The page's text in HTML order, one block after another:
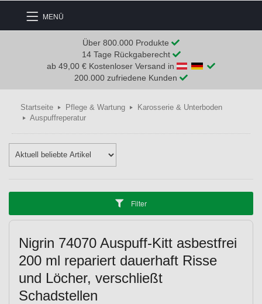
MENÜ
Über 800.000 Produkte
14 Tage Rückgaberecht
ab 49,00 € Kostenloser Versand in
200.000 zufriedene Kunden
Startseite Pflege & Wartung
Karosserie & Unterboden
Auspuffreperatur
Filter
Nigrin 74070 Auspuff-Kitt asbestfrei
200 ml repariert dauerhaft Risse
und Löcher, verschließt
Schadstellen